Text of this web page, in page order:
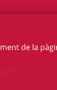
de la